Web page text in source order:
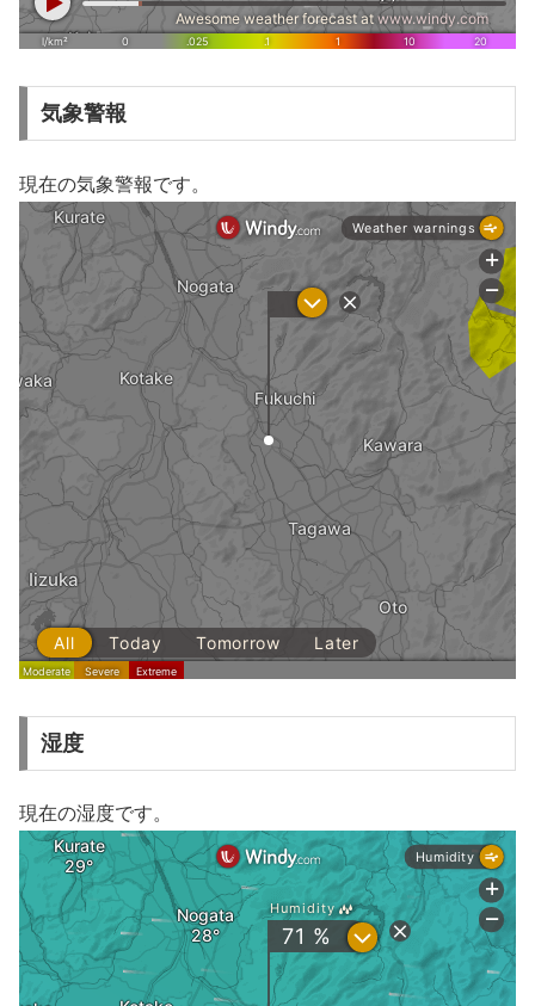
気象警報
現在の気象警報です。
湿度
現在の湿度です。